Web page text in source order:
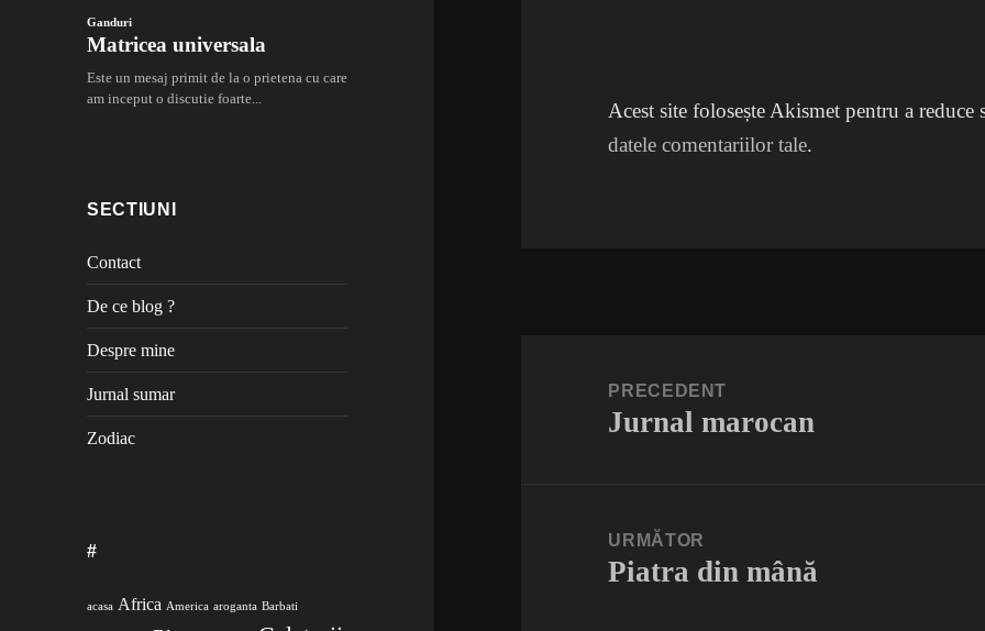
SECTIUNI
Contact
De ce blog ?
Despre mine
Jurnal sumar
Zodiac
#
acasa Africa America aroganta Barbati
Acest site folosește Akismet pentru a reduce
datele comentariilor tale.
PRECEDENT
Articolul
Jurnal marocan
URMĂTOR
Articolul
Piatra din mână